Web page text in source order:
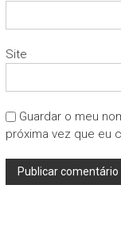
Site
Guardar o meu
próxima vez que eu